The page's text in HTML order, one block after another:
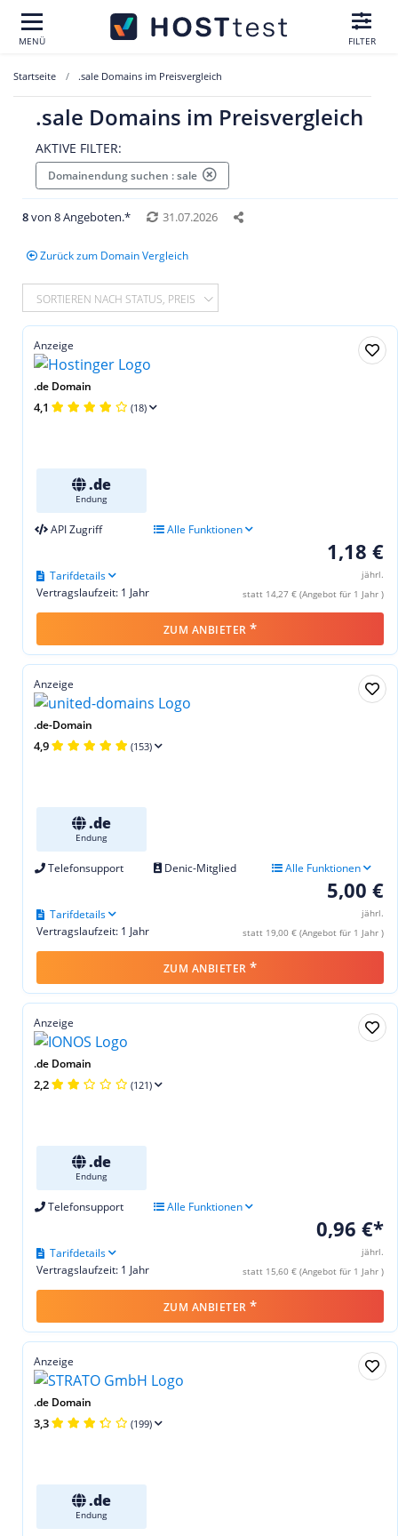
MENÜ FILTER
Startseite .sale Domains im Preisvergleich
.sale Domains im Preisvergleich
AKTIVE FILTER:
Domainendung suchen : sale
8von 8 Angeboten.* 31.07.2026
Zurück zum Domain Vergleich
SORTIEREN NACH STATUS, PREIS
Anzeige
.de Domain
4,1 (18)
.de
Endung
API Zugriff Alle Funktionen
1,18 €
jährl.
statt 14,27 € (Angebot für 1 Jahr )
Vertragslaufzeit: 1 Jahr
Tarifdetails
ZUM ANBIETER *
Anzeige
.de-Domain
4,9 (153)
.de
Endung
Telefonsupport Denic-Mitglied Alle Funktionen
5,00 €
jährl.
statt 19,00 € (Angebot für 1 Jahr )
Vertragslaufzeit: 1 Jahr
Tarifdetails
ZUM ANBIETER *
Anzeige
.de Domain
2,2 (121)
.de
Endung
Telefonsupport Alle Funktionen
0,96 €*
jährl.
statt 15,60 € (Angebot für 1 Jahr )
Vertragslaufzeit: 1 Jahr
Tarifdetails
ZUM ANBIETER *
Anzeige
.de Domain
3,3 (199)
.de
Endung